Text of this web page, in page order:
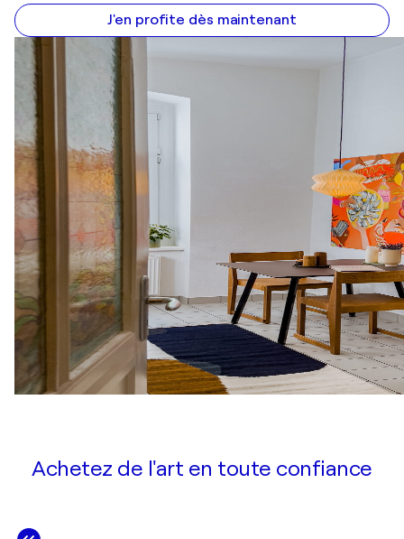
J'en profite dès maintenant
Achetez de l'art en toute confiance